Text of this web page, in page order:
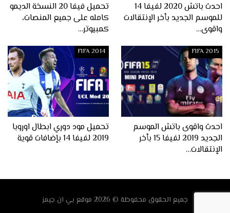
احدث باتش 2020 لفيفا 14
للموسم الجديد بأخر الإنتقالات
واقوى…
تحميل فيفا 20 النسخة الديمو
كامله على جميع المنصات،
كمبيوتر…
FIFA 2015
احدث واقوى باتش الموسم
الجديد 2019 لفيفا 15 بأخر
الإنتقالات…
FIFA 2014
تحميل مود دوري ابطال اوروبا
2019 لفيفا 14 بإضافات قوية
جميع الحقوق محفوظة © 2026 موقع بي ان جيمز